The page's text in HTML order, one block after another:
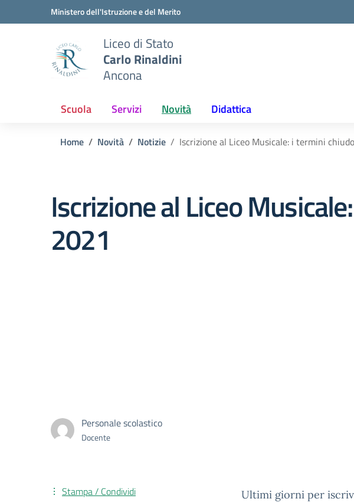
Vai ai contenuti
Vai al menu di navigazioneMinistero dell'Istruzione e del Merito
Liceo di Stato
Carlo Rinaldini
Ancona
Scuola Servizi Novità Didattica
Home Novità Notizie Iscrizione al Liceo Musicale: i termini
Iscrizione al Liceo
2021
Personale scolastico
Docente
Ultimi giorni per
Stampa / Condividi